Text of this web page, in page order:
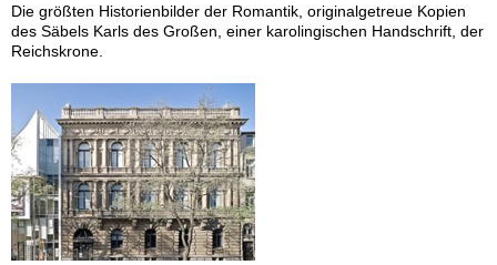
Die größten Historienbilder der Romantik, originalgetreue Kopien
des Säbels Karls des Großen, einer karolingischen Handschrift, der
Reichskrone.